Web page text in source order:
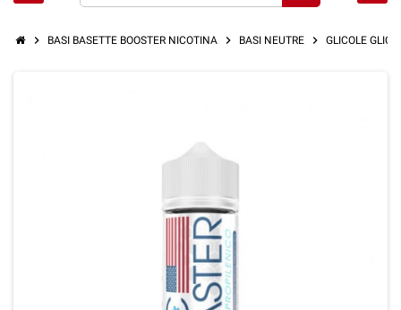
chevron_right BASI BASETTE BOOSTER NICOTINA chevron_right BASI NEUTRE chevron_right GLICOLE